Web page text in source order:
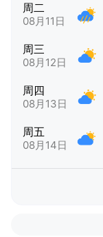
周二
08月11日
周三
08月12日
周四
08月13日
周五
08月14日